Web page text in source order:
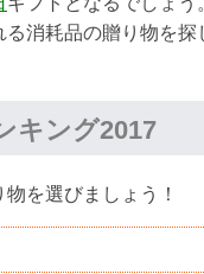
消耗品の贈り物を探
キング2017
を選びましょう！